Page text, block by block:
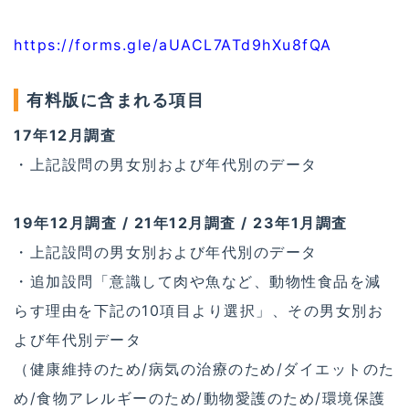
https://forms.gle/aUACL7ATd9hXu8fQA
有料版に含まれる項目
17年12月調査
・上記設問の男女別および年代別のデータ
19年12月調査 / 21年12月調査 / 23年1月調査
・上記設問の男女別および年代別のデータ
・追加設問「意識して肉や魚など、動物性食品を減
らす理由を下記の10項目より選択」、その男女別お
よび年代別データ
（健康維持のため/病気の治療のため/ダイエットのた
め/食物アレルギーのため/動物愛護のため/環境保護